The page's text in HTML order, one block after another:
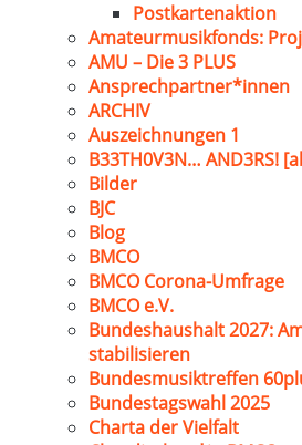
Postkartenaktion
Amateurmusikfonds:
AMU – Die 3 PLUS
Ansprechpartner*innen
ARCHIV
Auszeichnungen 1
B33TH0V3N… AND3RS!
Bilder
BJC
Blog
BMCO
BMCO Corona-Umfrage
BMCO e.V.
Bundeshaushalt 2027:
stabilisieren
Bundesmusiktreffen
Bundestagswahl 2025
Charta der Vielfalt